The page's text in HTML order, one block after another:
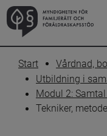
Start
Vårdnad,
Utbildning i
Modul 2:
Tekniker,